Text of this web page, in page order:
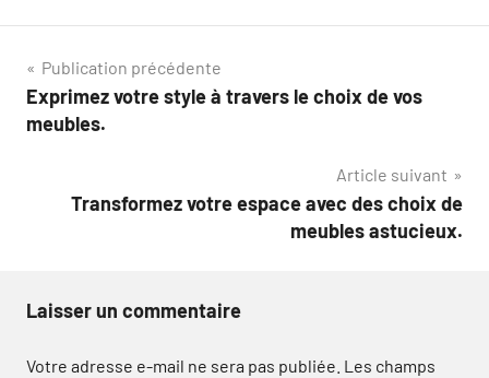
Navigation
de
Publication précédente
Exprimez votre style à travers le choix de vos
meubles.
Article suivant
Transformez votre espace avec des choix de
meubles astucieux.
Laisser un commentaire
Votre adresse e-mail ne sera pas publiée. Les champs